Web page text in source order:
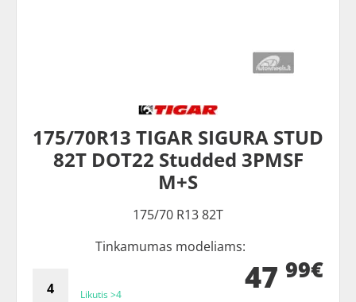
175/70R13 TIGAR SIGURA STUD
82T DOT22 Studded 3PMSF
M+S
175/70 R13 82T
Tinkamumas modeliams:
Likutis >4 47 99€